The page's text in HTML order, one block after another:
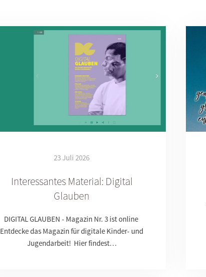
23 Juli 2026
Interessantes Material: Digital
Glauben
DIGITAL GLAUBEN - Magazin Nr. 3 ist online
Entdecke das Magazin für digitale Kinder- und
Jugendarbeit! Hier findest…